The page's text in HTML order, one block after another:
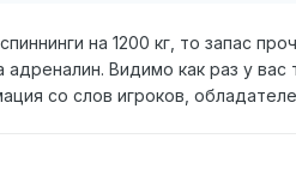
на 1200 кг, то запас
Видимо как раз у
со слов игроков,